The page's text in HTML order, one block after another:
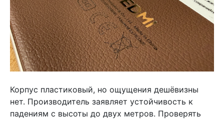
Корпус пластиковый, но ощущения дешёвизны
нет. Производитель заявляет устойчивость к
падениям с высоты до двух метров. Проверять